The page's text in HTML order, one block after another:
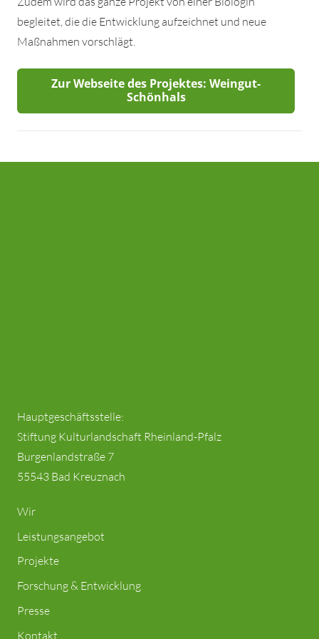
begleitet, die die Entwicklung aufzeichnet und neue
Maßnahmen vorschlägt.
Zur Webseite des Projektes: Weingut-
Schönhals
Hauptgeschäftsstelle:
Stiftung Kulturlandschaft Rheinland-Pfalz
Burgenlandstraße 7
55543 Bad Kreuznach
Wir
Leistungsangebot
Projekte
Forschung & Entwicklung
Presse
Kontakt